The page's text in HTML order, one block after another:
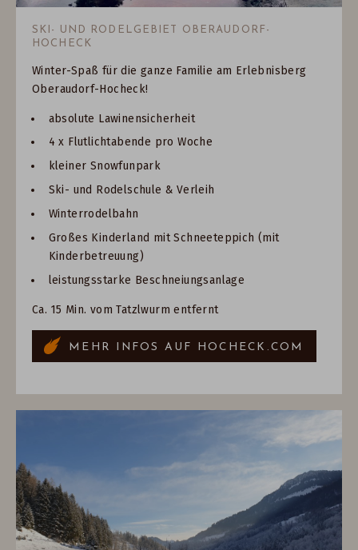
SKI- UND RODELGEBIET OBERAUDORF-
HOCHECK
Winter-Spaß für die ganze Familie am Erlebnisberg
Oberaudorf-Hocheck!
absolute Lawinensicherheit
4 x Flutlichtabende pro Woche
kleiner Snowfunpark
Ski- und Rodelschule & Verleih
Winterrodelbahn
Großes Kinderland mit Schneeteppich (mit
Kinderbetreuung)
leistungsstarke Beschneiungsanlage
Ca. 15 Min. vom Tatzlwurm entfernt
MEHR INFOS AUF HOCHECK.COM